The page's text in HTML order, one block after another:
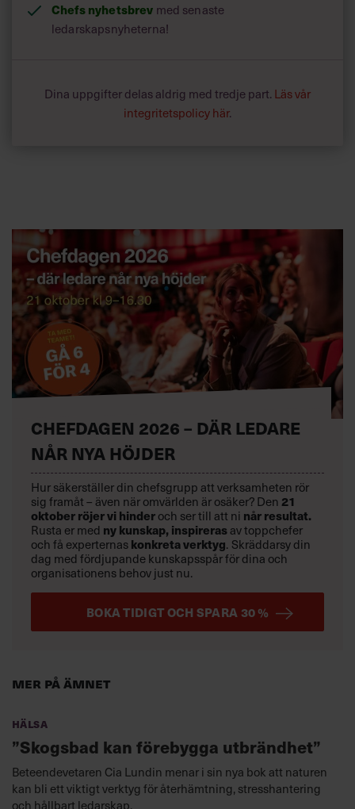
Chefs nyhetsbrev med senaste
ledarskapsnyheterna!
Dina uppgifter delas aldrig med tredje part. Läs vår
integritetspolicy här.
Mer på ämnet
Hälsa
”Skogsbad kan förebygga utbrändhet”
Beteendevetaren Cia Lundin menar i sin nya bok att naturen
kan bli ett viktigt verktyg för återhämtning, stresshantering
och hållbart ledarskap.
CHEFDAGEN 2026 – DÄR LEDARE
NÅR NYA HÖJDER
Hur säkerställer din chefsgrupp att verksamheten rör
sig framåt – även när omvärlden är osäker? Den 21
oktoberröjer vi hinder och ser till att ni når resultat.
Rusta er med ny kunskap, inspirerasav toppchefer
och få experternas konkreta verktyg. Skräddarsy din
dag med fördjupande kunskapsspår för dina och
organisationens behov just nu.
BOKA TIDIGT OCH SPARA 30 %